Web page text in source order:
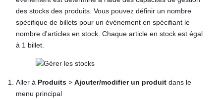
Czech
des stocks des produits. Vous pouvez définir un nombre
spécifique de billets pour un événement en spécifiant le
nombre d'articles en stock. Chaque article en stock est égal
à 1 billet.
Aller à Produits > Ajouter/modifier un produit dans le
menu principal